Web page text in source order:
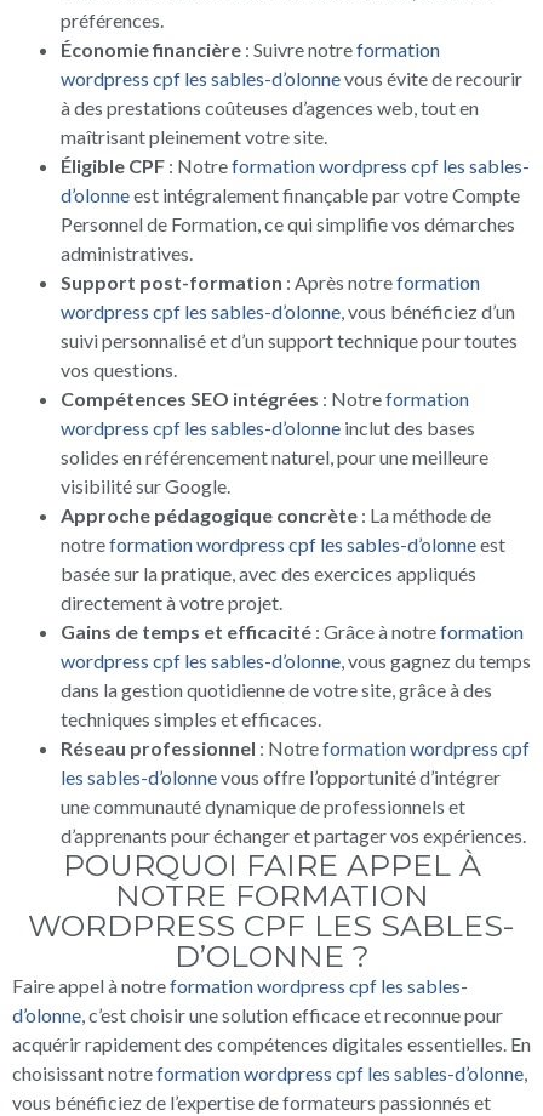
préférences.
Économie financière : Suivre notreformation
wordpress cpf les sables-d’olonnevous évite de recourir
à des prestations coûteuses d’agences web, tout en
maîtrisant pleinement votre site.
Éligible CPF : Notreformation wordpress cpf les sables-
d’olonneest intégralement finançable par votre Compte
Personnel de Formation, ce qui simplifie vos démarches
administratives.
Support post-formation : Après notreformation
wordpress cpf les sables-d’olonne, vous bénéficiez d’un
suivi personnalisé et d’un support technique pour toutes
vos questions.
Compétences SEO intégrées : Notreformation
wordpress cpf les sables-d’olonne inclut des bases
solides en référencement naturel, pour une meilleure
visibilité sur Google.
Approche pédagogique concrète : La méthode de
notreformation wordpress cpf les sables-d’olonneest
basée sur la pratique, avec des exercices appliqués
directement à votre projet.
Gains de temps et efficacité : Grâce à notreformation
wordpress cpf les sables-d’olonne, vous gagnez du temps
dans la gestion quotidienne de votre site, grâce à des
techniques simples et efficaces.
Réseau professionnel : Notreformation wordpress cpf
les sables-d’olonnevous offre l’opportunité d’intégrer
une communauté dynamique de professionnels et
d’apprenants pour échanger et partager vos expériences.
POURQUOI FAIRE APPEL À
NOTRE FORMATION
WORDPRESS CPF LES SABLES-
D’OLONNE ?
Faire appel à notreformation wordpress cpf les sables-
d’olonne, c’est choisir une solution efficace et reconnue pour
acquérir rapidement des compétences digitales essentielles. En
choisissant notreformation wordpress cpf les sables-d’olonne,
vous bénéficiez de l’expertise de formateurs passionnés et